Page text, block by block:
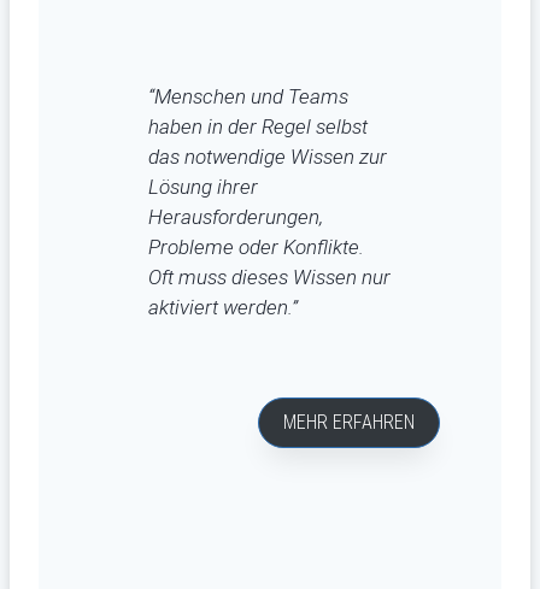
“Menschen und Teams
haben in der Regel selbst
das notwendige Wissen zur
Lösung ihrer
Herausforderungen,
Probleme oder Konflikte.
Oft muss dieses Wissen nur
aktiviert werden.”
MEHR ERFAHREN